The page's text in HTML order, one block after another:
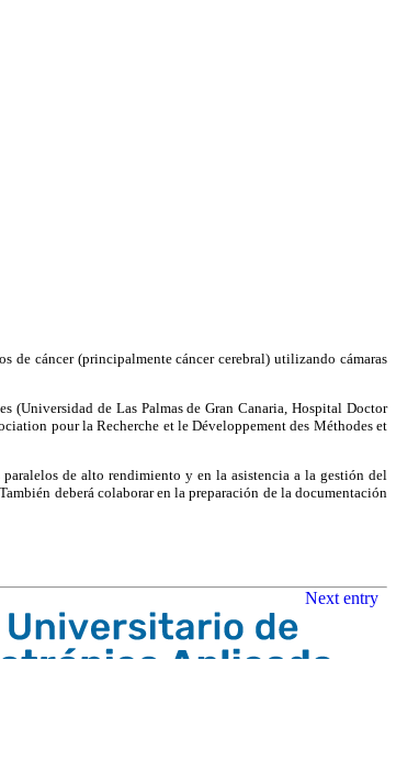
cáncer (principalmente cáncer cerebral) utilizando cámaras
(Universidad de Las Palmas de Gran Canaria, Hospital Doctor
pour la Recherche et le Développement des Méthodes et
de alto rendimiento y en la asistencia a la gestión del
deberá colaborar en la preparación de la documentación
Next entry